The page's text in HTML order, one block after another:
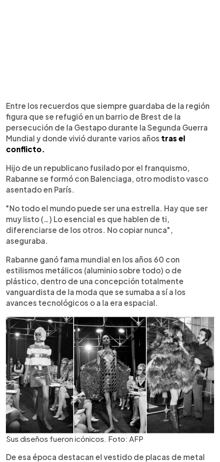
Entre los recuerdos que siempre guardaba de la región
figura que se refugió en un barrio de Brest de la
persecución de la Gestapo durante la Segunda Guerra
Mundial y donde vivió durante varios años tras el
conflicto.
Hijo de un republicano fusilado por el franquismo,
Rabanne se formó con Balenciaga, otro modisto vasco
asentado en París.
"No todo el mundo puede ser una estrella. Hay que ser
muy listo (…) Lo esencial es que hablen de ti,
diferenciarse de los otros. No copiar nunca",
aseguraba.
Rabanne ganó fama mundial en los años 60 con
estilismos metálicos (aluminio sobre todo) o de
plástico, dentro de una concepción totalmente
vanguardista de la moda que se sumaba a sí a los
avances tecnológicos o a la era espacial.
Sus diseños fueron icónicos. Foto: AFP
De esa época destacan el vestido de placas de metal